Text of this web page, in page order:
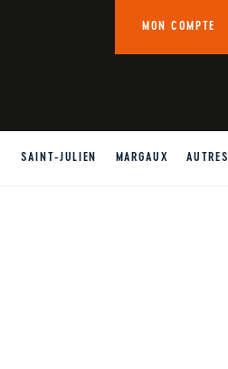
MON COMPTE
SAINT-JULIEN MARGAUX AUTRES